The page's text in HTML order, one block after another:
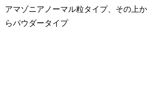
アマゾニアノーマル粒タイプ、その上か
らパウダータイプ